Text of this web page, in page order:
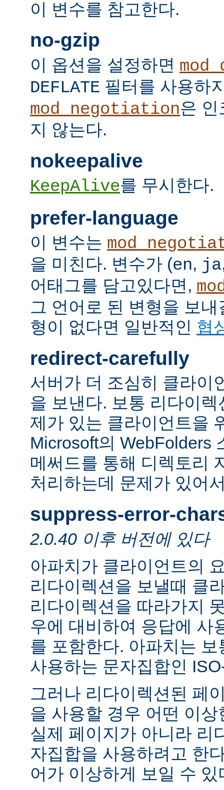
이 변수를 참고한다.
no-gzip
이 옵션을 설정하면
DEFLATE 필터를 사용하
mod_negotiation은 인
지 않는다.
nokeepalive
KeepAlive를 무시한다.
prefer-language
이 변수는
을 미친다. 변수가 (en, ja
어태그를 담고있다면,
그 언어로 된 변형을 보
형이 없다면 일반적인 협
redirect-carefully
서버가 더 조심히 클라이
을 보낸다. 보통 리다이
제가 있는 클라이언트을
Microsoft의 WebFolders
메써드를 통해 디렉토리
처리하는데 문제가 있어
suppress-error-
2.0.40 이후 버전에 있다
아파치가 클라이언트의
리다이렉션을 보낼때 클
리다이렉션을 따라가지
우에 대비하여 응답에 사
를 포함한다. 아파치는
사용하는 문자집합인
그러나 리다이렉션된 페
을 사용할 경우 어떤 이
실제 페이지가 아니라 리
자집합을 사용하려고 한
어가 이상하게 보일 수 있